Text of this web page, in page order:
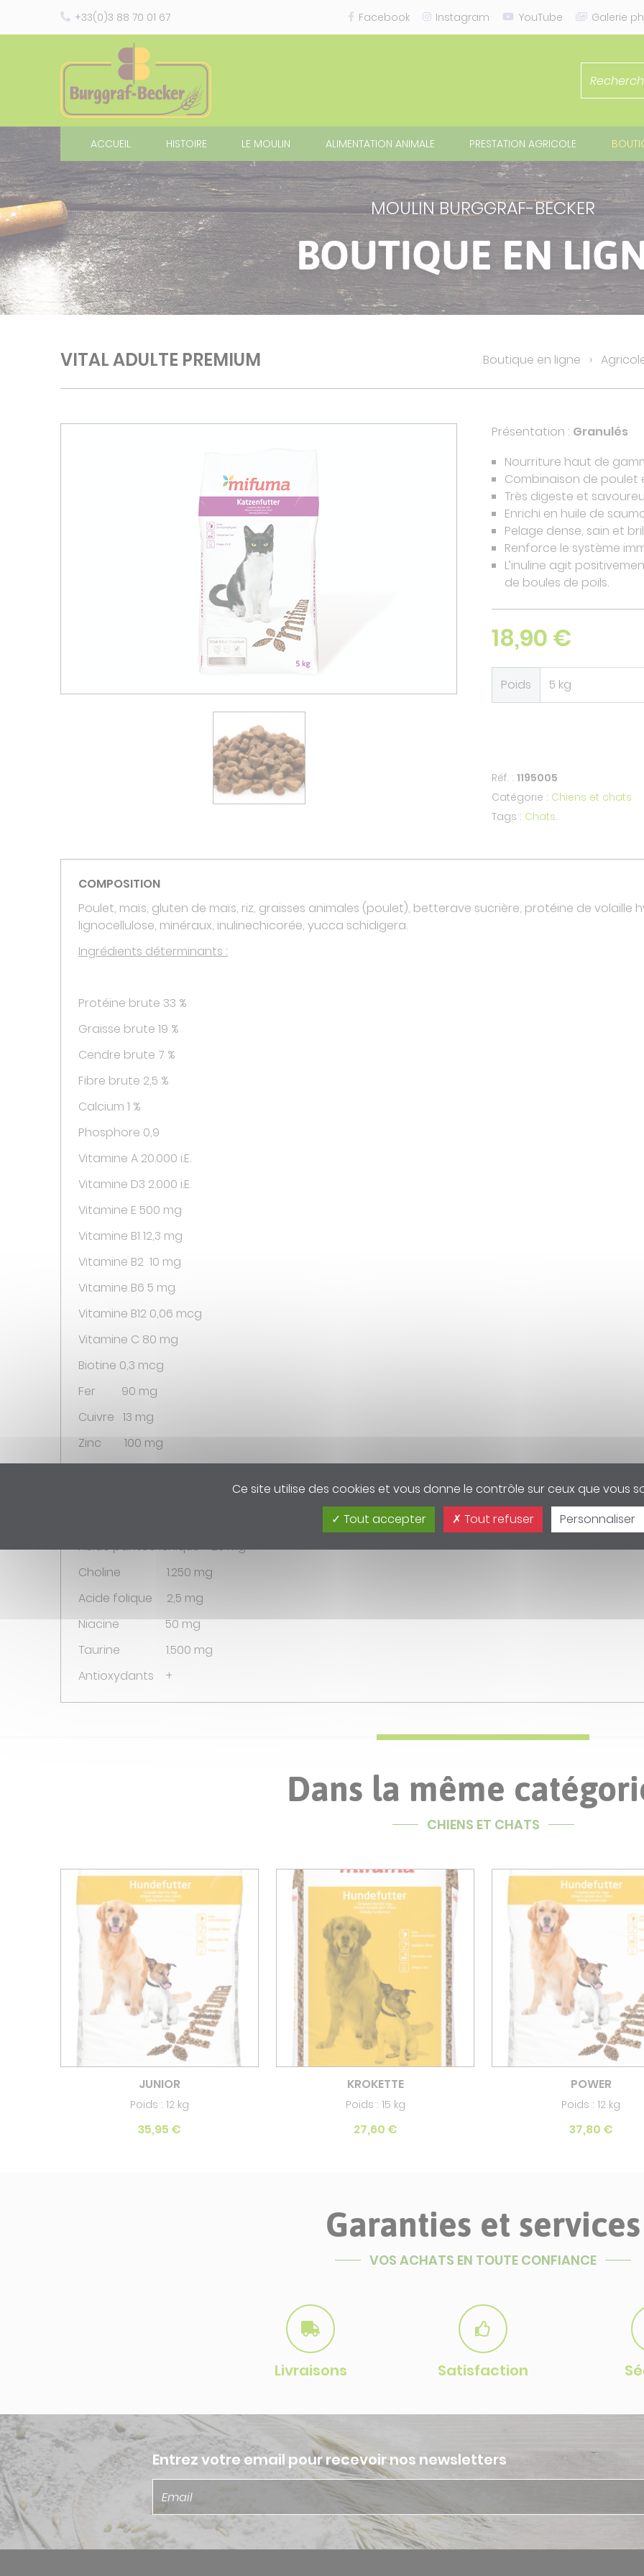
+33(0)3 88 70 01 67 Facebook Instagram YouTube Galerie
ACCUEIL HISTOIRE LE MOULIN ALIMENTATION ANIMALE PRESTATION AGRICOLE
MOULIN BURGGRAF-BECKER
BOUTIQUE EN
Boutique en ligne
VITAL ADULTE PREMIUM
Présentation : Granulés
Nourriture haut de
Combinaison de poulet
Très digeste et
Enrichi en huile de
Pelage dense, sain et
Renforce le système
L’inuline agit
de boules de poils.
18,90 €
Poids
Réf. : 1195005
Catégorie : Chiens et chats
Tags : Chats.
COMPOSITION
Poulet, maïs, gluten de maïs, riz, graisses animales (poulet), betterave sucrière, protéine de volaille
lignocellulose, minéraux, inulinechicorée, yucca schidigera.
Ingrédients déterminants :
Protéine brute 33 %
Graisse brute 19 %
Cendre brute 7 %
Fibre brute 2,5 %
Calcium 1 %
Phosphore 0,9
Vitamine A 20.000 i.E.
Vitamine D3 2.000 i.E.
Vitamine E 500 mg
Vitamine B1 12,3 mg
Vitamine B2 10 mg
Vitamine B6 5 mg
Vitamine B12 0,06 mcg
Vitamine C 80 mg
Biotine 0,3 mcg
Fer 90 mg
Cuivre 13 mg
Zinc 100 mg
Manganèse 40 mg
Acide pantothénique 25 mg
Choline 1.250 mg
Acide folique 2,5 mg
Niacine 50 mg
Taurine 1.500 mg
Antioxydants +
Dans la même
CHIENS ET CHATS
JUNIOR
Poids : 12 kg
35,95 €
KROKETTE
Poids : 15 kg
27,60 €
POWER
Poids : 12 kg
37,80 €
Garanties et services
VOS ACHATS EN TOUTE CONFIANCE
Livraisons Satisfaction
Entrez votre email pour recevoir nos newsletters
Panneau de gestion des cookies
Ce site utilise des cookies et vous donne le contrôle sur ceux que vous
Tout accepter
Tout refuser Personnaliser